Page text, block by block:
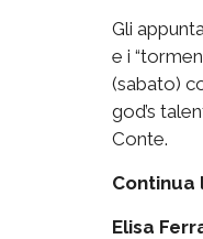
Gli
e i
(sabato)
god’s
Conte.
Continua
Elisa